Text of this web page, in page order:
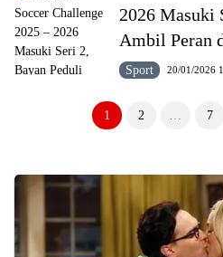
2026 Masuki
Ambil Peran
Sport 20/01/2026
1 2 7